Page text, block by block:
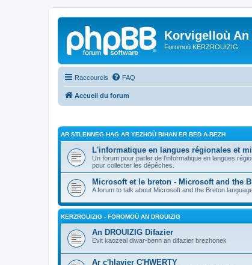
Korvigelloù An
Foromoù KERZROUIZIG
Raccourcis FAQ
Accueil du forum
AR STLENNEG HAG AR YEZHOÙ BIHAN ER BED A-BEZH
L'informatique en langues régionales et
Un forum pour parler de l'informatique en langues
pour collecter les dépêches.
Microsoft et le breton - Microsoft and the
A forum to talk about Microsoft and the Breton
KERZROUIZIG - FOROMOÙ AN DROUIZIG
An DROUIZIG Difazier
Evit kaozeal diwar-benn an difazier brezhonek
Ar c'hlavier C'HWERTY